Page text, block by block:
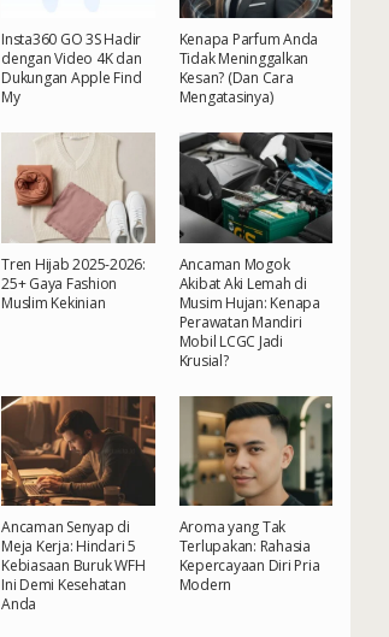
Insta360 GO 3S Hadir
dengan Video 4K dan
Dukungan Apple Find
My
Kenapa Parfum Anda
Tidak Meninggalkan
Kesan? (Dan Cara
Mengatasinya)
Tren Hijab 2025-2026:
25+ Gaya Fashion
Muslim Kekinian
Ancaman Mogok
Akibat Aki Lemah di
Musim Hujan: Kenapa
Perawatan Mandiri
Mobil LCGC Jadi
Krusial?
Ancaman Senyap di
Meja Kerja: Hindari 5
Kebiasaan Buruk WFH
Ini Demi Kesehatan
Anda
Aroma yang Tak
Terlupakan: Rahasia
Kepercayaan Diri Pria
Modern